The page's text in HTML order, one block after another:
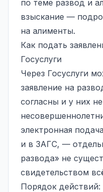
по теме развод и
взыскание —
на алименты.
Как подать
Госуслуги
Через Госуслуги
заявление на
согласны и у них
электронная
и в ЗАГС, —
развода» не
свидетельством
Порядок действий: